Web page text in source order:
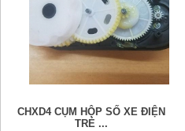
CHXD4 CỤM HỘP SỐ XE ĐIỆN
TRẺ ...